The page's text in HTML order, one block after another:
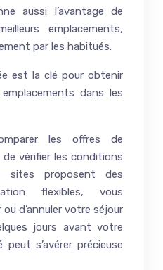
aussi l’avantage de
emplacements,
par les habitués.
est la clé pour obtenir
dans les
les offres de
vérifier les conditions
sites proposent des
flexibles, vous
d’annuler votre séjour
jours avant votre
s’avérer précieuse